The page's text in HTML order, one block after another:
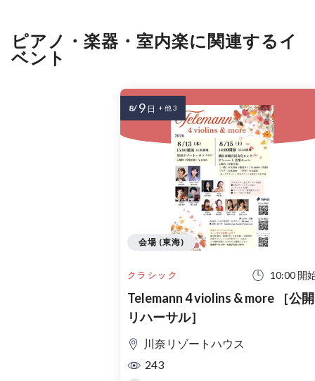
ピアノ・楽器・室内楽に関連するイ
ベント
クラシック 10:00 開
Telemann 4 violins & more ［公開
リハーサル］
川奈リゾートハウス
243
会場 (東海)
8/ 9 日 + 他 3